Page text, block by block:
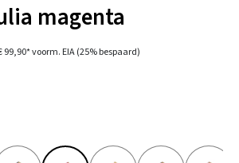
magenta
99,90*voorm. EIA(25% bespaard)